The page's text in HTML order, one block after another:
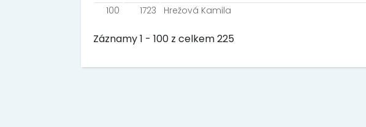
100
1723 Hrežová Kamila
Záznamy 1 - 100 z celkem 225